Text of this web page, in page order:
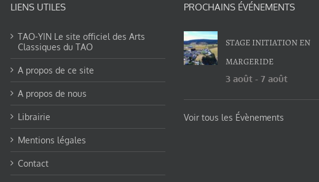
LIENS UTILES
TAO-YIN Le site officiel des Arts
Classiques du TAO
A propos de ce site
A propos de nous
Librairie
Mentions légales
Contact
PROCHAINS ÉVÉNEMENTS
STAGE INITIATION EN
MARGERIDE
3 août -7 août
Voir tous les Évènements